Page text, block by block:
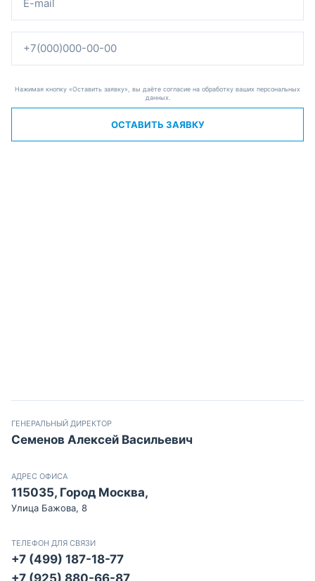
Нажимая кнопку «Оставить заявку», вы даёте согласие на обработку ваших персональных
данных.
ОСТАВИТЬ ЗАЯВКУ
ГЕНЕРАЛЬНЫЙ ДИРЕКТОР
Семенов Алексей Васильевич
АДРЕС ОФИСА
115035, Город Москва,
Улица Бажова, 8
ТЕЛЕФОН ДЛЯ СВЯЗИ
+7 (499) 187-18-77
+7 (925) 880-66-87